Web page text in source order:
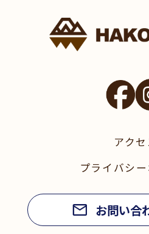
アクセ
プライバシ
お問い合